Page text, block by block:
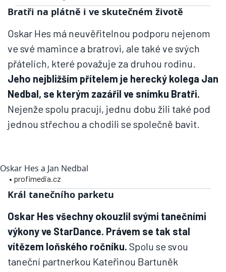
Bratři na plátně i ve skutečném životě
Oskar Hes má neuvěřitelnou podporu nejenom
ve své mamince a bratrovi, ale také ve svých
přátelích, které považuje za druhou rodinu.
Jeho nejbližším přítelem je herecký kolega Jan
Nedbal, se kterým zazářil ve snímku Bratři.
Nejenže spolu pracují, jednu dobu žili také pod
jednou střechou a chodili se společně bavit.
Oskar Hes a Jan Nedbal
• profimedia.cz
Král tanečního parketu
Oskar Hes všechny okouzlil svými tanečními
výkony ve StarDance. Právem se tak stal
vítězem loňského ročníku. Spolu se svou
taneční partnerkou Kateřinou Bartuněk